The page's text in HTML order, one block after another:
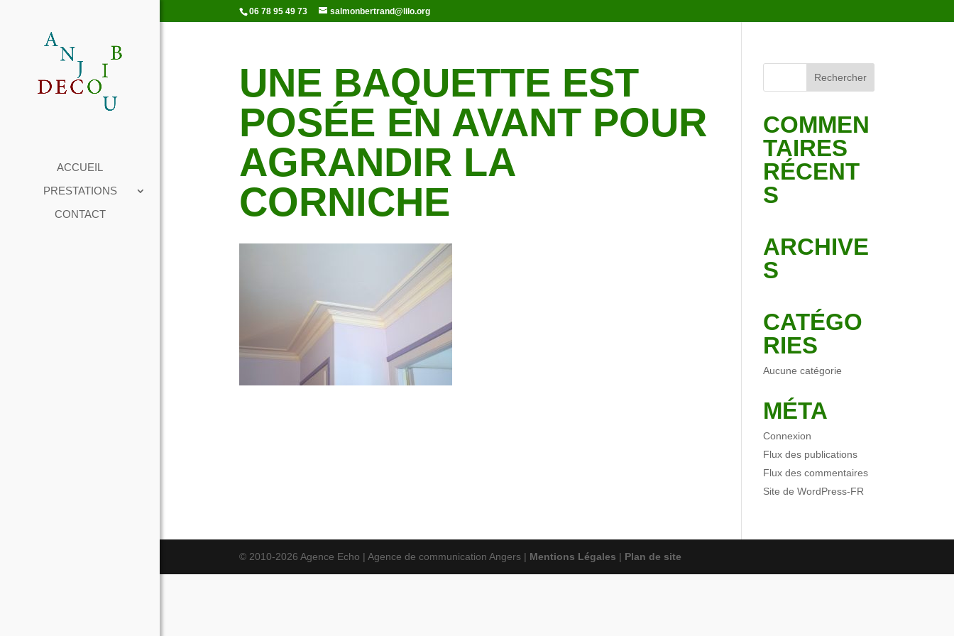
06 78 95 49 73 salmonbertrand@lilo.org
ACCUEIL
PRESTATIONS
CONTACT
UNE BAQUETTE EST
POSÉE EN AVANT POUR
AGRANDIR LA
CORNICHE
COMMEN
TAIRES
RÉCENT
S
ARCHIVE
S
CATÉGO
RIES
Aucune catégorie
MÉTA
Connexion
Flux des publications
Flux des commentaires
Site de WordPress-FR
© 2010-2026 Agence Echo | Agence de communication Angers | Mentions Légales | Plan de site